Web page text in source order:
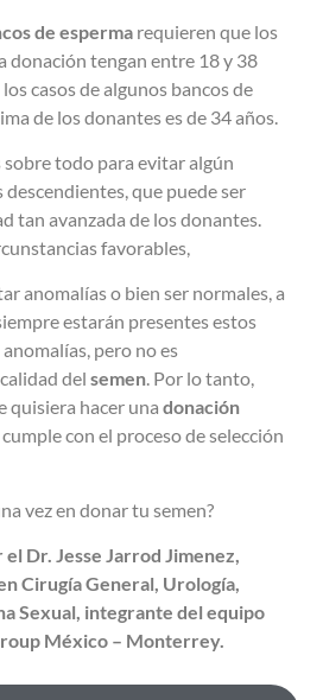
de esperma requieren que los
donación tengan entre 18 y 38
casos de algunos bancos de
de los donantes es de 34 años.
sobre todo para evitar algún
que puede ser
tan avanzada de los donantes.
favorables,
anomalías o bien ser normales, a
estarán presentes estos
pero no es
del semen. Por lo tanto,
quisiera hacer una donación
con el proceso de selección
vez en donar tu semen?
Dr. Jesse Jarrod Jimenez,
Cirugía General, Urología,
Sexual, integrante del equipo
México – Monterrey.